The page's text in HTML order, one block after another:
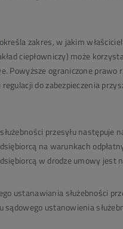
określa zakres, w jakim
ciepłowniczy) może
Powyższe ograniczone
do zabezpieczenia
przesyłunastępuje
na warunkach
w drodze umowy jest
ustanawiania służebności
sądowego ustanowienia